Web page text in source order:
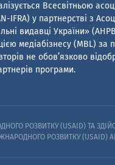
Всесвітньою
IFRA) у партнерстві з
видавці України»
медіабізнесу (MBL) за
не обов’язково
програми.
РОЗВИТКУ (USAID) ТА
РОЗВИТКУ (USAID)